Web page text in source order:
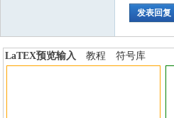
发表回复
LaTEX预览输入 教程
符号库